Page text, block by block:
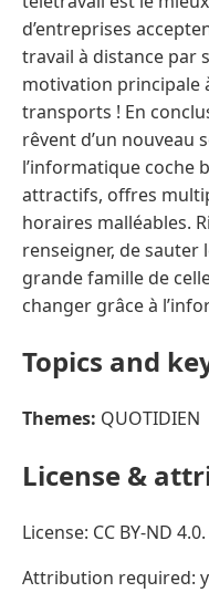
d’entreprises
travail à distance par
motivation principale
transports ! En
rêvent d’un nouveau
l’informatique coche
attractifs, offres
horaires malléables.
renseigner, de
grande famille de
changer grâce à
Topics and
Themes: QUOTIDIEN
License &
License: CC BY-ND 4.0.
Attribution required: